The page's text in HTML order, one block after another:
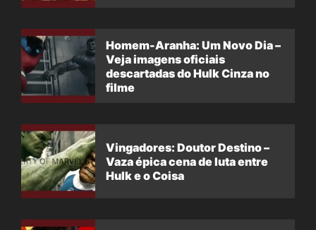
Homem-Aranha: Um Novo Dia –
Veja imagens oficiais
descartadas do Hulk Cinza no
filme
Vingadores: Doutor Destino –
Vaza épica cena de luta entre
Hulk e o Coisa